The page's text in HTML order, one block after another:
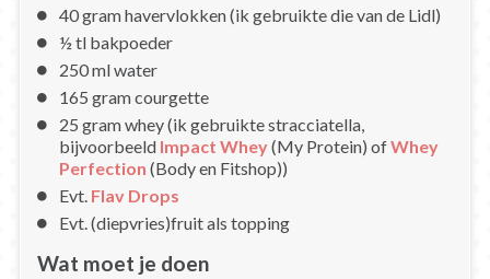
40 gram havervlokken (ik gebruikte die van de Lidl)
½ tl bakpoeder
250 ml water
165 gram courgette
25 gram whey (ik gebruikte stracciatella,
bijvoorbeeld Impact Whey(My Protein) ofWhey
Perfection (Body en Fitshop))
Evt. Flav Drops
Evt. (diepvries)fruit als topping
Wat moet je doen